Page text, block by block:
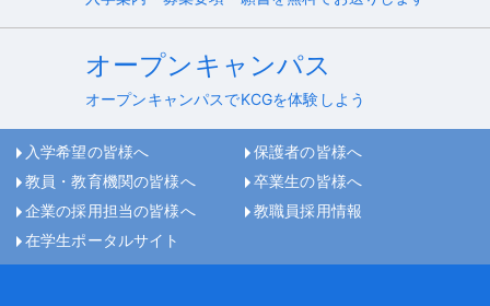
オープンキャンパス
オープンキャンパスでKCGを体験しよう
入学希望の皆様へ
保護者の皆様へ
教員・教育機関の皆様へ
卒業生の皆様へ
企業の採用担当の皆様へ
教職員採用情報
在学生ポータルサイト